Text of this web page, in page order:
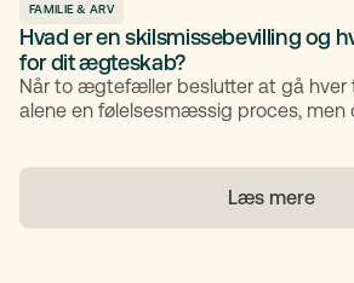
FAMILIE & ARV
Hvad er en skilsmissebevilling og
for dit ægteskab?​
Når to ægtefæller beslutter at gå hver
alene en følelsesmæssig proces, men
søger man det? I denne artikel får du
gå videre med vished.
Læs mere